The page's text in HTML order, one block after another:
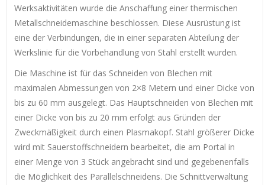
Werksaktivitäten wurde die Anschaffung einer thermischen
Metallschneidemaschine beschlossen. Diese Ausrüstung ist
eine der Verbindungen, die in einer separaten Abteilung der
Werkslinie für die Vorbehandlung von Stahl erstellt wurden.
Die Maschine ist für das Schneiden von Blechen mit
maximalen Abmessungen von 2×8 Metern und einer Dicke von
bis zu 60 mm ausgelegt. Das Hauptschneiden von Blechen mit
einer Dicke von bis zu 20 mm erfolgt aus Gründen der
Zweckmäßigkeit durch einen Plasmakopf. Stahl größerer Dicke
wird mit Sauerstoffschneidern bearbeitet, die am Portal in
einer Menge von 3 Stück angebracht sind und gegebenenfalls
die Möglichkeit des Parallelschneidens. Die Schnittverwaltung